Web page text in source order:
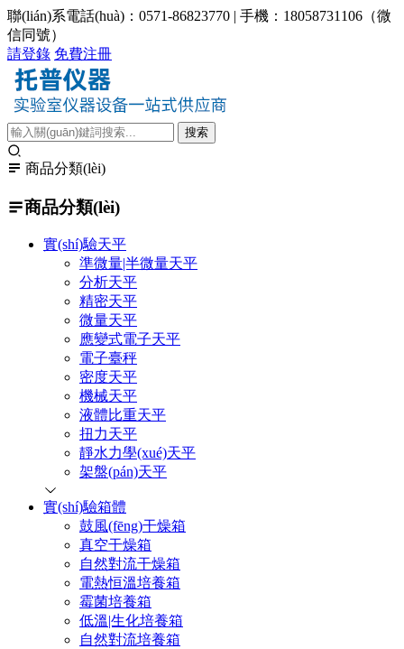
聯(lián)系電話(huà)：0571-86823770 | 手機：18058731106（微
信同號）
請登錄 免費注冊
商品分類(lèi)
商品分類(lèi)
實(shí)驗天平
準微量|半微量天平
分析天平
精密天平
微量天平
應變式電子天平
電子臺秤
密度天平
機械天平
液體比重天平
扭力天平
靜水力學(xué)天平
架盤(pán)天平
實(shí)驗箱體
鼓風(fēng)干燥箱
真空干燥箱
自然對流干燥箱
電熱恒溫培養箱
霉菌培養箱
低溫|生化培養箱
自然對流培養箱